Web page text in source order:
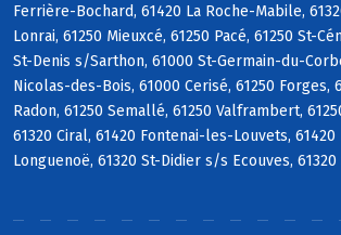
Ferrière-Bochard, 61420 La Roche-Mabile,
Lonrai, 61250 Mieuxcé, 61250 Pacé, 61250 St-
St-Denis s/Sarthon, 61000 St-Germain-du-
Nicolas-des-Bois, 61000 Cerisé, 61250 Forges,
Radon, 61250 Semallé, 61250 Valframbert,
61320 Ciral, 61420 Fontenai-les-Louvets, 61420
Longuenoë, 61320 St-Didier s/s Ecouves,